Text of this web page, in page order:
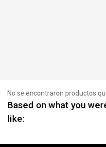
No se encontraron productos
Based on what you
like: